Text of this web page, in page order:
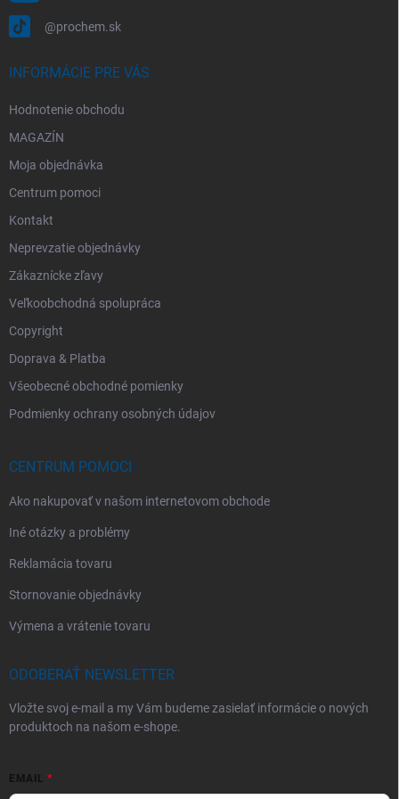
@prochem.sk
INFORMÁCIE PRE VÁS
Hodnotenie obchodu
MAGAZÍN
Moja objednávka
Centrum pomoci
Kontakt
Neprevzatie objednávky
Zákaznícke zľavy
Veľkoobchodná spolupráca
Copyright
Doprava & Platba
Všeobecné obchodné pomienky
Podmienky ochrany osobných údajov
CENTRUM POMOCI
Ako nakupovať v našom internetovom obchode
Iné otázky a problémy
Reklamácia tovaru
Stornovanie objednávky
Výmena a vrátenie tovaru
ODOBERAŤ NEWSLETTER
Vložte svoj e-mail a my Vám budeme zasielať informácie o nových
produktoch na našom e-shope.
EMAIL